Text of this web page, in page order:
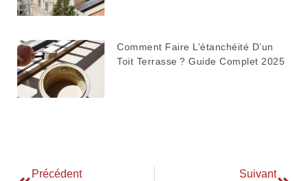
Comment Faire L’étanchéité D’un
Toit Terrasse ? Guide Complet 2025
Précédent Suivant